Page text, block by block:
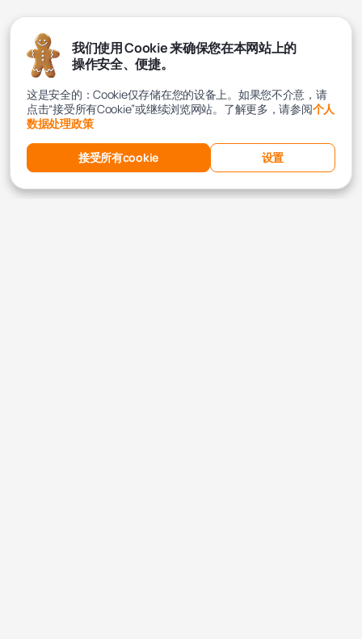
我们使用 Cookie 来确保您在本网站上的
操作安全、便捷。
这是安全的：Cookie仅存储在您的设备上。如果您不介意，请
点击“接受所有Cookie”或继续浏览网站。了解更多，请参阅个人
数据处理政策
接受所有cookie 设置